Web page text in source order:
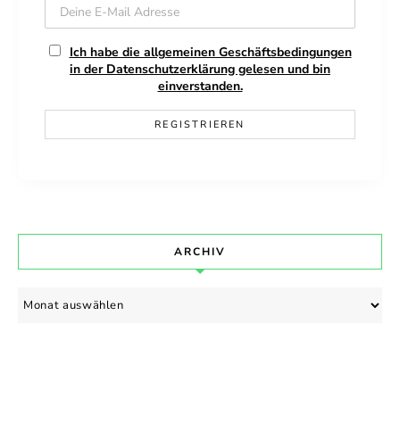
Ich habe die allgemeinen Geschäftsbedingungen
in der Datenschutzerklärung gelesen und bin
einverstanden.
ARCHIV
Archiv